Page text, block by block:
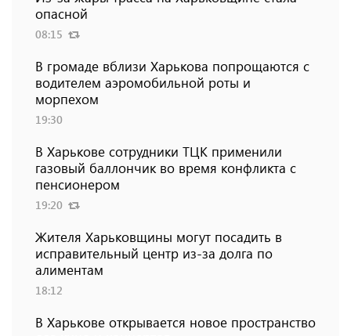
опасной
08:15
В громаде вблизи Харькова попрощаются с
водителем аэромобильной роты и
морпехом
19:30
В Харькове сотрудники ТЦК применили
газовый баллончик во время конфликта с
пенсионером
19:20
Жителя Харьковщины могут посадить в
исправительный центр из-за долга по
алиментам
18:12
В Харькове открывается новое пространство